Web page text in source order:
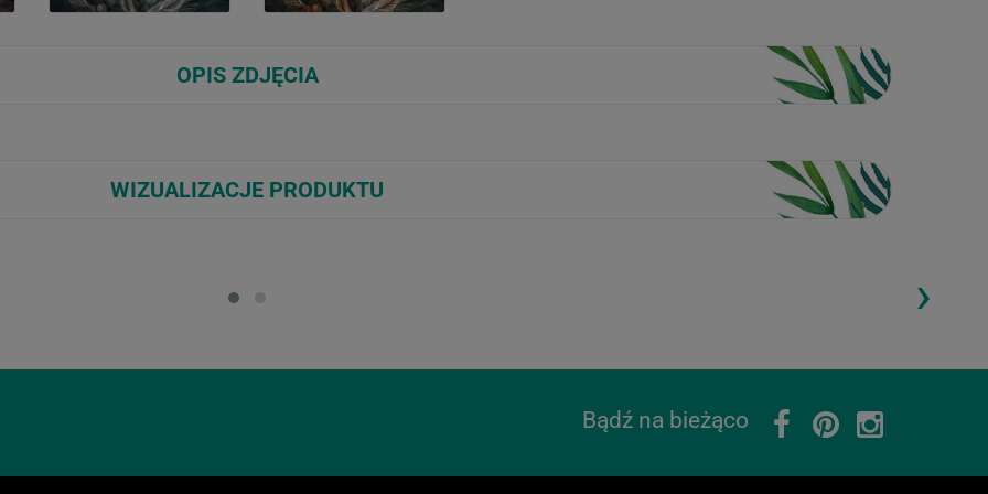
OPIS ZDJĘCIA
WIZUALIZACJE PRODUKTU
Loading...
›
Bądź na bieżąco